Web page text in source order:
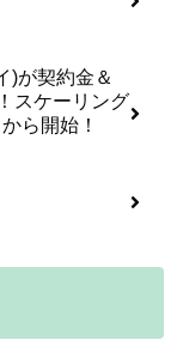
)が契約金＆
スケーリング
ら開始！